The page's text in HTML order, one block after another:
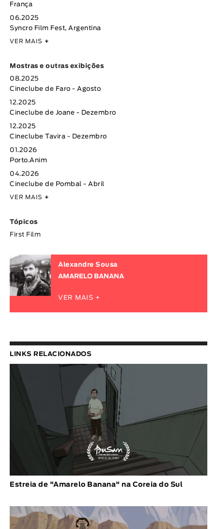
França
06.2025
Syncro Film Fest, Argentina
VER MAIS +
Mostras e outras exibições
08.2025
Cineclube de Faro - Agosto
12.2025
Cineclube de Joane - Dezembro
12.2025
Cineclube Tavira - Dezembro
01.2026
Porto.Anim
04.2026
Cineclube de Pombal - Abril
VER MAIS +
Tópicos
First Film
Alexandre Sousa
AMARELO BANANA
VER MAIS +
LINKS RELACIONADOS
Estreia de "Amarelo Banana" na Coreia do Sul